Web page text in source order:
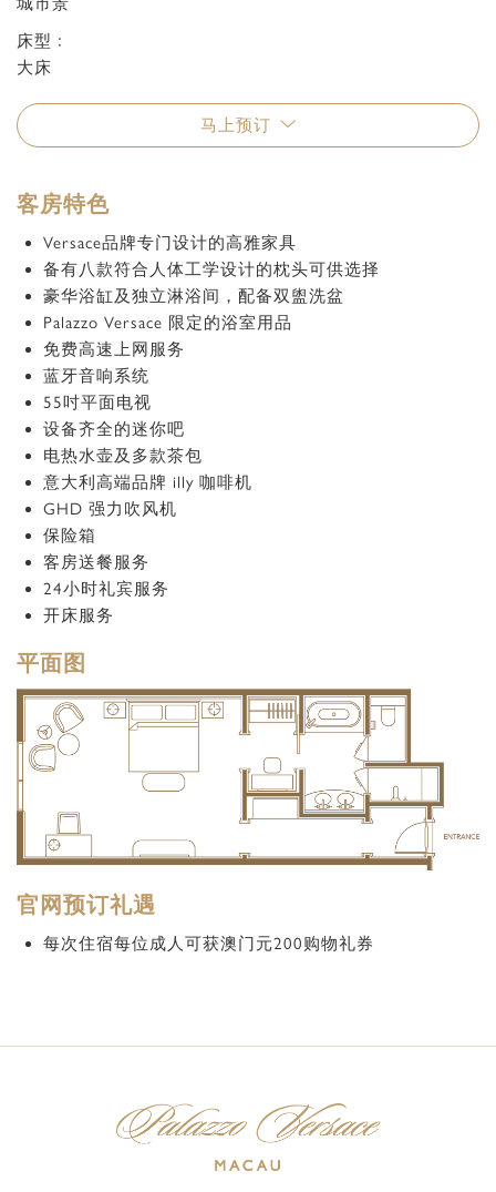
床型﹕
大床
马上预订
客房特色
Versace品牌专门设计的高雅家具
备有八款符合人体工学设计的枕头可供选择
豪华浴缸及独立淋浴间，配备双盥洗盆
Palazzo Versace 限定的浴室用品
免费高速上网服务
蓝牙音响系统
55吋平面电视
设备齐全的迷你吧
电热水壶及多款茶包
意大利高端品牌 illy 咖啡机
GHD 强力吹风机
保险箱
客房送餐服务
24小时礼宾服务
开床服务
平面图
官网预订礼遇
每次住宿每位成人可获澳门元200购物礼券